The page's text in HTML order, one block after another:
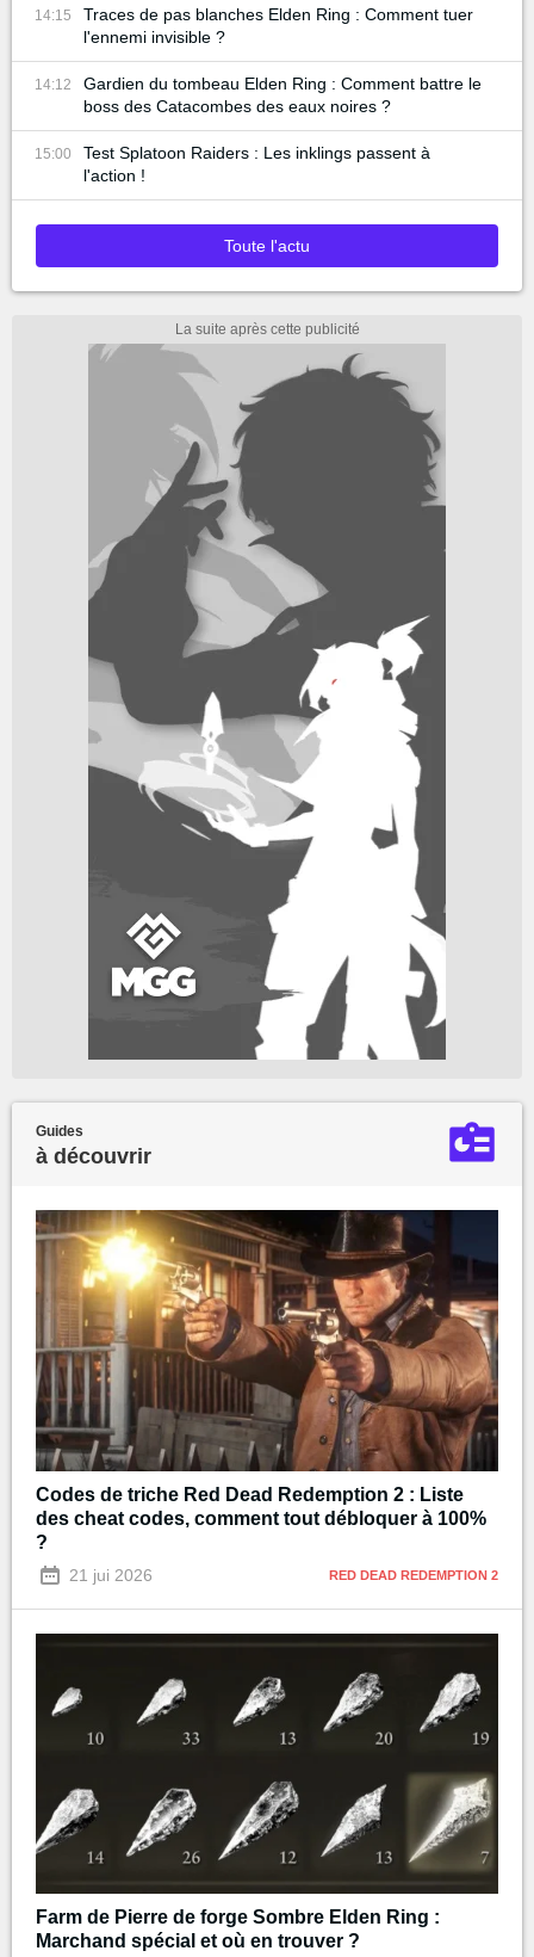
14:15
Traces de pas blanches Elden Ring : Comment tuer
l'ennemi invisible ?
14:12
Gardien du tombeau Elden Ring : Comment battre le
boss des Catacombes des eaux noires ?
15:00
Test Splatoon Raiders : Les inklings passent à
l'action !
Toute l'actu
Guides
à découvrir
Codes de triche Red Dead Redemption 2 : Liste
des cheat codes, comment tout débloquer à 100%
?
21 jui 2026 RED DEAD REDEMPTION 2
Farm de Pierre de forge Sombre Elden Ring :
Marchand spécial et où en trouver ?